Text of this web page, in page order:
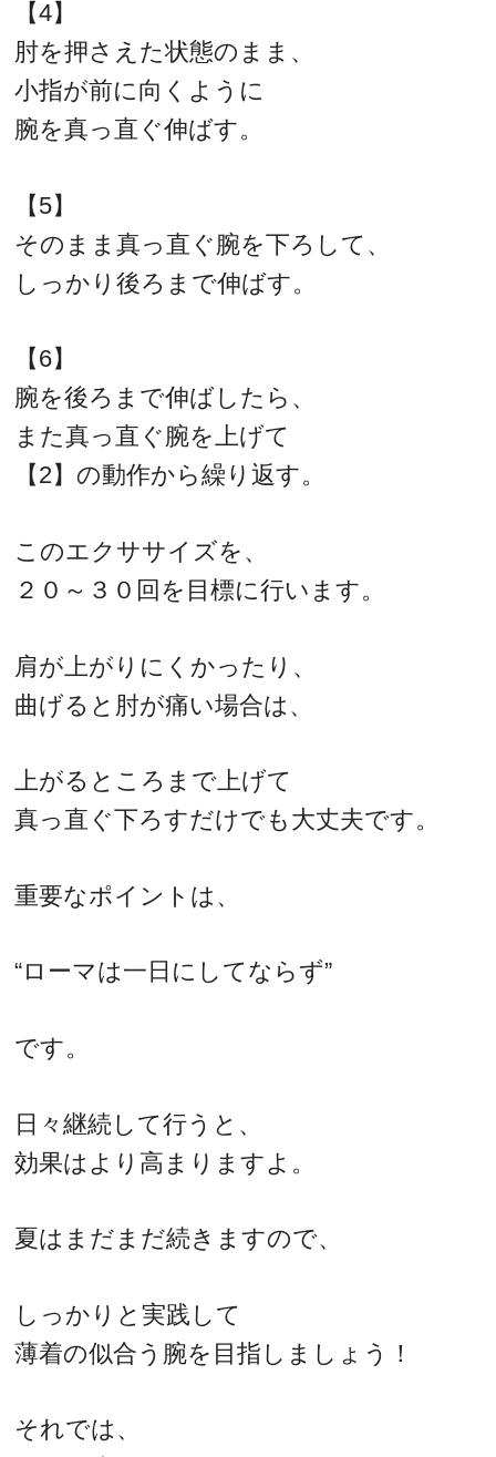
【4】
肘を押さえた状態のまま、
小指が前に向くように
腕を真っ直ぐ伸ばす。
【5】
そのまま真っ直ぐ腕を下ろして、
しっかり後ろまで伸ばす。
【6】
腕を後ろまで伸ばしたら、
また真っ直ぐ腕を上げて
【2】の動作から繰り返す。
このエクササイズを、
２０～３０回を目標に行います。
肩が上がりにくかったり、
曲げると肘が痛い場合は、
上がるところまで上げて
真っ直ぐ下ろすだけでも大丈夫です。
重要なポイントは、
“ローマは一日にしてならず”
です。
日々継続して行うと、
効果はより高まりますよ。
夏はまだまだ続きますので、
しっかりと実践して
薄着の似合う腕を目指しましょう！
それでは、